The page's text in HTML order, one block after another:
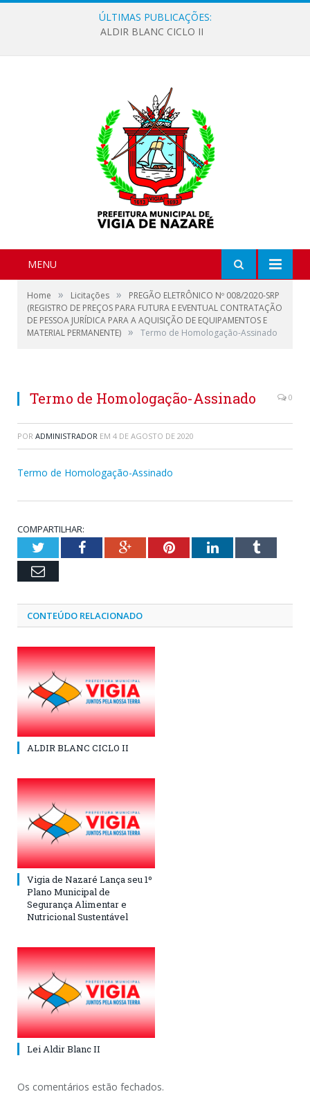
ÚLTIMAS PUBLICAÇÕES:
ALDIR BLANC CICLO II
MENU
Home » Licitações »
PREGÃO ELETRÔNICO Nº 008/2020-SRP
(REGISTRO DE PREÇOS PARA FUTURA E EVENTUAL CONTRATAÇÃO
DE PESSOA JURÍDICA PARA A AQUISIÇÃO DE EQUIPAMENTOS E
MATERIAL PERMANENTE) » Termo de Homologação-Assinado
Termo de Homologação-Assinado 0
POR ADMINISTRADOR EM 4 DE AGOSTO DE 2020
Termo de Homologação-Assinado
COMPARTILHAR:
TwitterFacebookGoogle+PinterestLinkedInTumblr
Email
CONTEÚDO RELACIONADO
ALDIR BLANC CICLO II
Vigia de Nazaré Lança seu 1º
Plano Municipal de
Segurança Alimentar e
Nutricional Sustentável
Lei Aldir Blanc II
Os comentários estão fechados.